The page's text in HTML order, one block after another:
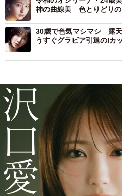
神の曲線美 色とりどりの
30歳で色気マシマシ 露
うすぐグラビア引退のIカ